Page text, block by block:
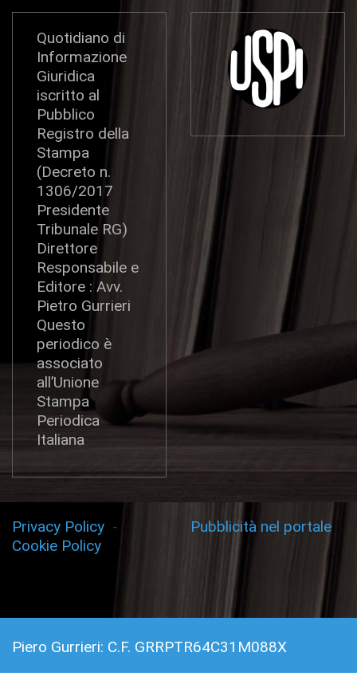
Quotidiano di
Informazione
Giuridica
iscritto al
Pubblico
Registro della
Stampa
(Decreto n.
1306/2017
Presidente
Tribunale RG)
Direttore
Responsabile e
Editore : Avv.
Pietro Gurrieri
Questo
periodico è
associato
all’Unione
Stampa
Periodica
Italiana
Privacy Policy -
Cookie Policy
Pubblicità nel portale
Piero Gurrieri: C.F. GRRPTR64C31M088X